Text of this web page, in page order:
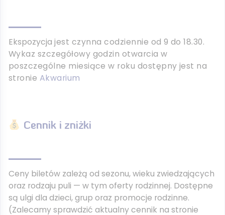
Ekspozycja jest czynna codziennie od 9 do 18.30.
Wykaz szczegółowy godzin otwarcia w
poszczególne miesiące w roku dostępny jest na
stronie Akwarium
Cennik i zniżki
Ceny biletów zależą od sezonu, wieku zwiedzających
oraz rodzaju puli — w tym oferty rodzinnej. Dostępne
są ulgi dla dzieci, grup oraz promocje rodzinne.
(Zalecamy sprawdzić aktualny cennik na stronie